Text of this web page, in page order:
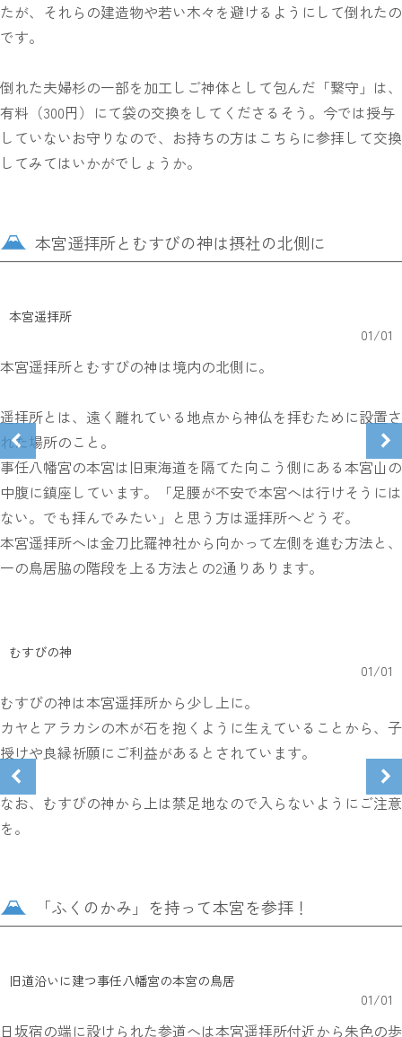
たが、それらの建造物や若い木々を避けるようにして倒れたの
です。
倒れた夫婦杉の一部を加工しご神体として包んだ「繋守」は、
有料（300円）にて袋の交換をしてくださるそう。今では授与
していないお守りなので、お持ちの方はこちらに参拝して交換
してみてはいかがでしょうか。
本宮遥拝所とむすびの神は摂社の北側に
本宮遥拝所
01/01
本宮遥拝所とむすびの神は境内の北側に。
遥拝所とは、遠く離れている地点から神仏を拝むために設置さ
れた場所のこと。
事任八幡宮の本宮は旧東海道を隔てた向こう側にある本宮山の
中腹に鎮座しています。「足腰が不安で本宮へは行けそうには
ない。でも拝んでみたい」と思う方は遥拝所へどうぞ。
本宮遥拝所へは金刀比羅神社から向かって左側を進む方法と、
一の鳥居脇の階段を上る方法との2通りあります。
むすびの神
01/01
むすびの神は本宮遥拝所から少し上に。
カヤとアラカシの木が石を抱くように生えていることから、子
授けや良縁祈願にご利益があるとされています。
なお、むすびの神から上は禁足地なので入らないようにご注意
を。
「ふくのかみ」を持って本宮を参拝！
旧道沿いに建つ事任八幡宮の本宮の鳥居
01/01
日坂宿の端に設けられた参道へは本宮遥拝所付近から朱色の歩